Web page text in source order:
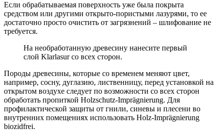
Если обрабатываемая поверхность уже была покрыта
средством или другими открыто-пористыми лазурями, то ее
достаточно просто очистить от загрязнений – шлифование не
требуется.
На необработанную древесину нанесите первый
слой Klarlasur со всех сторон.
Породы древесины, которые со временем меняют цвет,
например, сосну, дуглазию, лиственницу, перед установкой на
открытом воздухе следует по возможности со всех сторон
обработать пропиткой Holzschutz-Imprägnierung. Для
профилактической защиты от гнили, синевы и плесени во
внутренних помещениях использовать Holz-Imprägnierung
biozidfrei.